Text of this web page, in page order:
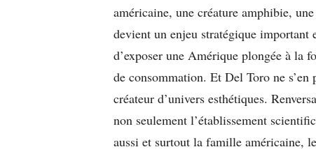
américaine, une créature amphibie,
devient un enjeu stratégique
d’exposer une Amérique plongée à la
de consommation. Et Del Toro ne s’en
créateur d’univers esthétiques.
non seulement l’établissement
aussi et surtout la famille américaine,